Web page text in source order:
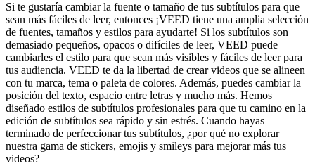
Si te gustaría cambiar la fuente o tamaño de tus subtítulos para que
sean más fáciles de leer, entonces ¡VEED tiene una amplia selección
de fuentes, tamaños y estilos para ayudarte! Si los subtítulos son
demasiado pequeños, opacos o difíciles de leer, VEED puede
cambiarles el estilo para que sean más visibles y fáciles de leer para
tus audiencia. VEED te da la libertad de crear videos que se alineen
con tu marca, tema o paleta de colores. Además, puedes cambiar la
posición del texto, espacio entre letras y mucho más. Hemos
diseñado estilos de subtítulos profesionales para que tu camino en la
edición de subtítulos sea rápido y sin estrés. Cuando hayas
terminado de perfeccionar tus subtítulos, ¿por qué no explorar
nuestra gama de stickers, emojis y smileys para mejorar más tus
videos?